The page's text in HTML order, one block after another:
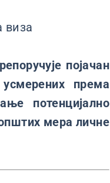
виза
појачан
према
потенцијално
мера личне